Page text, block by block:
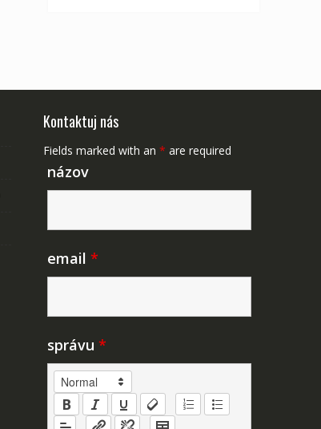
Kontaktuj nás
Fields marked with an * are required
názov
email *
správu *